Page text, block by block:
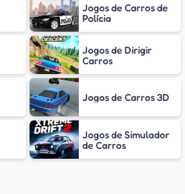
Jogos de Carros de
Polícia
Jogos de Dirigir
Carros
Jogos de Carros 3D
Jogos de Simulador
de Carros